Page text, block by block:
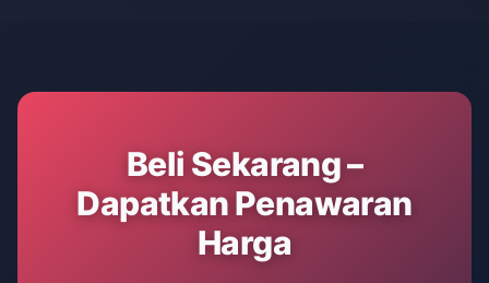
Beli Sekarang –
Dapatkan Penawaran
Harga